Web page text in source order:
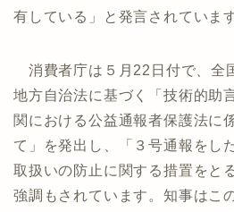
有している」と発言されています
消費者庁は５月22日付で、全
地方自治法に基づく「技術的助
関における公益通報者保護法に
て」を発出し、「３号通報をし
取扱いの防止に関する措置をと
強調もされています。知事はこ